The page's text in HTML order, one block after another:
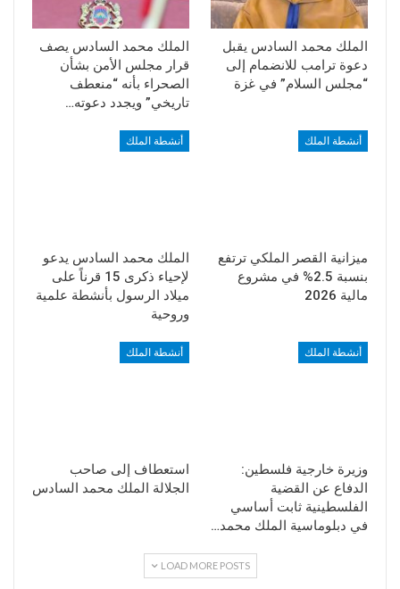
الملك محمد السادس يقبل
دعوة ترامب للانضمام إلى
“مجلس السلام” في غزة
الملك محمد السادس يصف
قرار مجلس الأمن بشأن
الصحراء بأنه “منعطف
تاريخي” ويجدد دعوته…
أنشطة الملك
ميزانية القصر الملكي ترتفع
بنسبة 2.5% في مشروع
مالية 2026
أنشطة الملك
الملك محمد السادس يدعو
لإحياء ذكرى 15 قرناً على
ميلاد الرسول بأنشطة علمية
وروحية
أنشطة الملك
وزيرة خارجية فلسطين:
الدفاع عن القضية
الفلسطينية ثابت أساسي
في دبلوماسية الملك محمد…
أنشطة الملك
استعطاف إلى صاحب
الجلالة الملك محمد السادس
LOAD MORE POSTS